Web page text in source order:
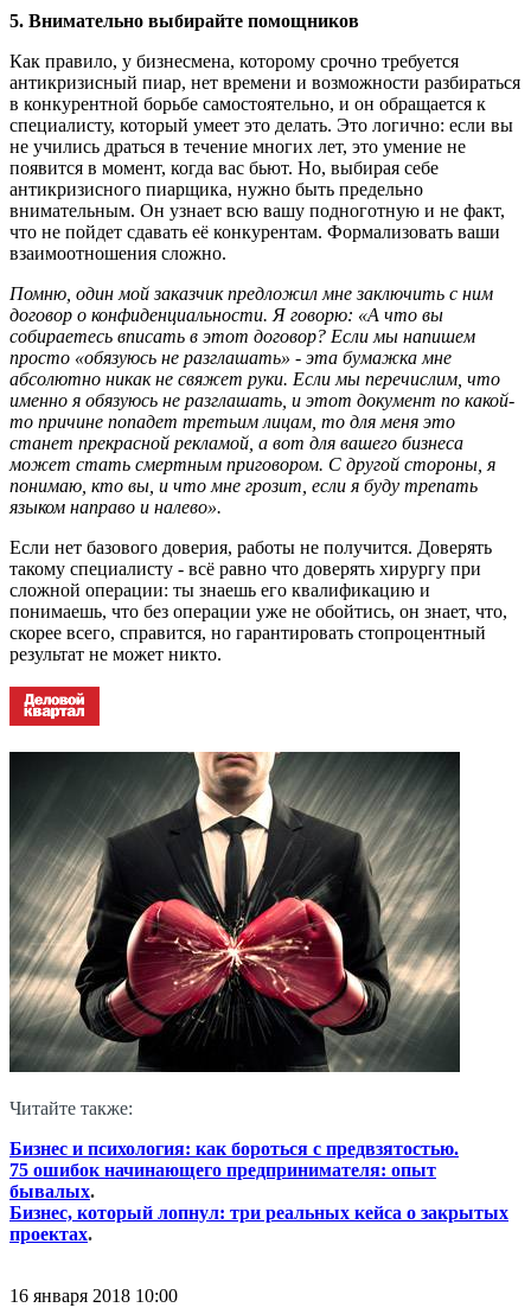
5. Внимательно выбирайте помощников
Как правило, у бизнесмена, которому срочно требуется
антикризисный пиар, нет времени и возможности разбираться
в конкурентной борьбе самостоятельно, и он обращается к
специалисту, который умеет это делать. Это логично: если вы
не учились драться в течение многих лет, это умение не
появится в момент, когда вас бьют. Но, выбирая себе
антикризисного пиарщика, нужно быть предельно
внимательным. Он узнает всю вашу подноготную и не факт,
что не пойдет сдавать её конкурентам. Формализовать ваши
взаимоотношения сложно.
Помню, один мой заказчик предложил мне заключить с ним
договор о конфиденциальности. Я говорю: «А что вы
собираетесь вписать в этот договор? Если мы напишем
просто «обязуюсь не разглашать» - эта бумажка мне
абсолютно никак не свяжет руки. Если мы перечислим, что
именно я обязуюсь не разглашать, и этот документ по какой-
то причине попадет третьим лицам, то для меня это
станет прекрасной рекламой, а вот для вашего бизнеса
может стать смертным приговором. С другой стороны, я
понимаю, кто вы, и что мне грозит, если я буду трепать
языком направо и налево».
Если нет базового доверия, работы не получится. Доверять
такому специалисту - всё равно что доверять хирургу при
сложной операции: ты знаешь его квалификацию и
понимаешь, что без операции уже не обойтись, он знает, что,
скорее всего, справится, но гарантировать стопроцентный
результат не может никто.
Читайте также:
Бизнес и психология: как бороться с предвзятостью.
75 ошибок начинающего предпринимателя: опыт
бывалых.
Бизнес, который лопнул: три реальных кейса о закрытых
проектах.
16 января 2018 10:00